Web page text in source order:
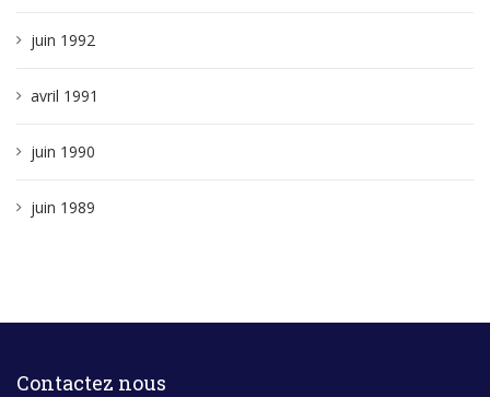
juin 1992
avril 1991
juin 1990
juin 1989
Contactez nous